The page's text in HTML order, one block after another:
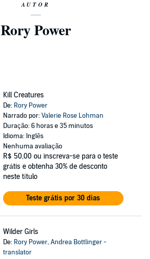
AUTOR
Rory Power
Kill Creatures
De: Rory Power
Narrado por:Valerie Rose Lohman
Duração: 6 horas e 35 minutos
Idioma: Inglês
Nenhuma avaliação
R$ 50,00 ou inscreva-se para o teste
grátis e obtenha 30% de desconto
neste título
Teste grátis por 30 dias
Wilder Girls
De: Rory Power,Andrea Bottlinger -
translator